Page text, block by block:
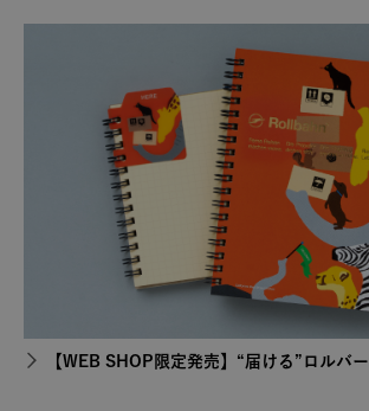
【WEB SHOP限定発売】“届ける”ロルバ